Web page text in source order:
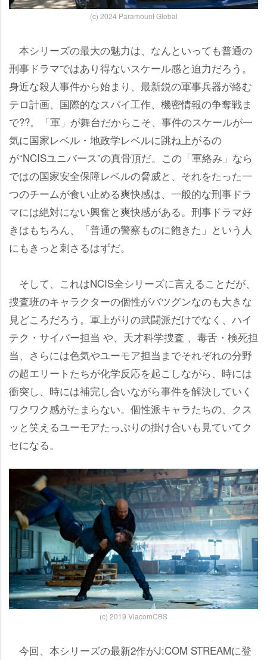
(c) 2024 Paramount Global
本シリーズの最大の魅力は、なんといっても普通の
刑事ドラマではあり得ないスケール感と迫力だろう。
身近な殺人事件から始まり、最新鋭の軍事兵器が絡む
テロ計画、国際的なスパイ工作、機密情報の争奪戦ま
で??。「軍」が舞台だからこそ、事件のスケールが一
気に国家レベル・地政学レベルに跳ね上がるの
が“NCISユニバース”の真骨頂だ。この「軍絡み」なら
ではの国家安全保障レベルの脅威と、それをたった一
つのチームが食い止める爽快感は、一般的な刑事ドラ
マには絶対にない興奮と爽快感がある。刑事ドラマ好
きはもちろん、「普通の警察ものに飽きた」という人
にもきっと刺さるはずだ。
そして、これはNCIS全シリーズに言えることだが、
捜査班のキャラクターの個性がバツグンなのも大きな
見どころだろう。軍上がりの武闘派だけでなく、ハイ
テク・サイバー担当 や、天才科学捜査 、毒舌・検死担
当、さらには色気やユーモア担当までそれぞれの分野
の超エリートたちが化学反応を起こしながら、時には
衝突し、時には補完し合いながら事件を解決していく
ワクワク感がたまらない。個性派キャラたちの、クス
ッと笑えるユーモアたっぷりの掛け合いも見ていてク
セになる。
(c) 2019 ViacomCBS
今回、本シリーズの最新2作がJ:COM STREAMに登